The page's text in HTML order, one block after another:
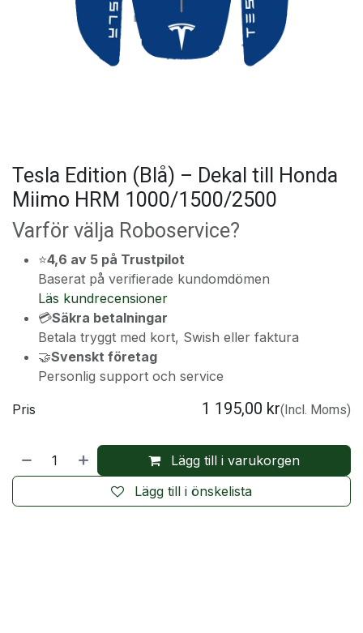
Tesla Edition (Blå) – Dekal till Honda
Miimo HRM 1000/1500/2500
Varför välja Roboservice?
⭐4,6 av 5 på Trustpilot
Baserat på verifierade kundomdömen
Läs kundrecensioner
💳Säkra betalningar
Betala tryggt med kort, Swish eller faktura
🤝Svenskt företag
Personlig support och service
Lägg till i varukorgen
Lägg till i önskelista
Pris 1 195,00 kr(Incl. Moms)